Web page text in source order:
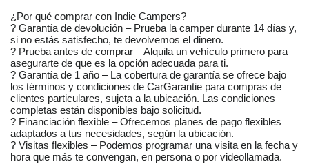
¿Por qué comprar con Indie Campers?
? Garantía de devolución – Prueba la camper durante 14 días y,
si no estás satisfecho, te devolvemos el dinero.
? Prueba antes de comprar – Alquila un vehículo primero para
asegurarte de que es la opción adecuada para ti.
? Garantía de 1 año – La cobertura de garantía se ofrece bajo
los términos y condiciones de CarGarantie para compras de
clientes particulares, sujeta a la ubicación. Las condiciones
completas están disponibles bajo solicitud.
? Financiación flexible – Ofrecemos planes de pago flexibles
adaptados a tus necesidades, según la ubicación.
? Visitas flexibles – Podemos programar una visita en la fecha y
hora que más te convengan, en persona o por videollamada.